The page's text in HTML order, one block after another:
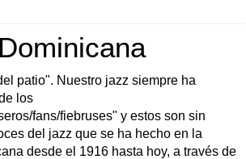
patio". Nuestro jazz siempre ha
los
fans/fiebruses" y estos son sin
del jazz que se ha hecho en la
desde el 1916 hasta hoy, a través de